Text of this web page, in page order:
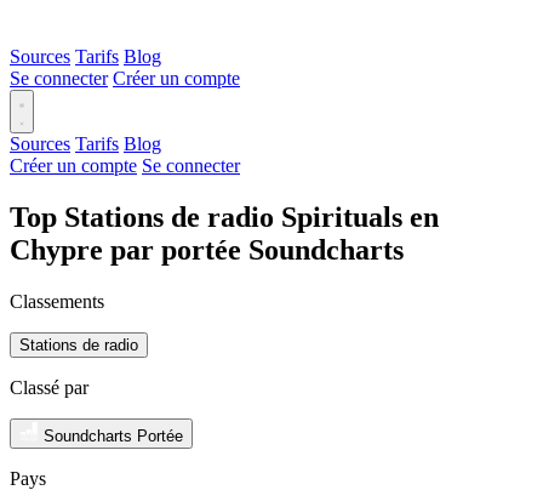
Sources Tarifs Blog
Se connecter Créer un compte
Sources Tarifs Blog
Créer un compte Se connecter
Top Stations de radio Spirituals en
Chypre par portée Soundcharts
Classements
Stations de radio
Classé par
Soundcharts Portée
Pays